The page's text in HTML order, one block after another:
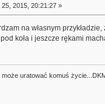
2015, 20:21:27 »
na własnym
koła i jeszcze rękami
uratować komuś